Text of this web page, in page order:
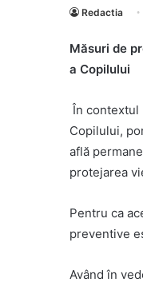
Redactia
Măsuri de
a Copilului
În contextul
Copilului,
află
protejarea
Pentru ca
preventive
Având în